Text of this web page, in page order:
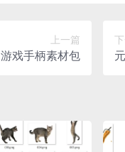
上一篇
游戏手柄素材包